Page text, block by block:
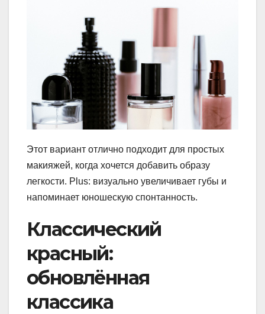
Этот вариант отлично подходит для простых
макияжей, когда хочется добавить образу
легкости. Plus: визуально увеличивает губы и
напоминает юношескую спонтанность.
Классический
красный:
обновлённая
классика